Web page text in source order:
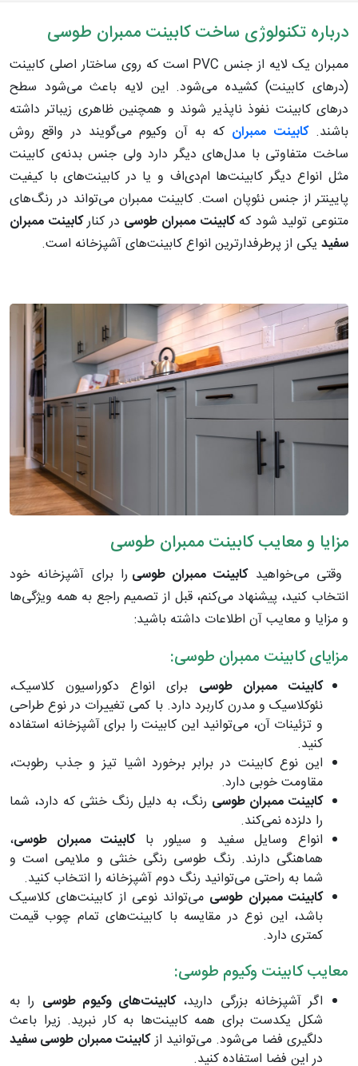
درباره تکنولوژی ساخت کابینت ممبران طوسی
ممبران یک لایه از جنس PVC است که روی ساختار اصلی کابینت
(درهای کابینت) کشیده می‌شود. این لایه باعث می‌شود سطح
درهای کابینت نفوذ ناپذیر شوند و همچنین ظاهری زیباتر داشته
باشند.کابینت ممبران که به آن وکیوم می‌گویند در واقع روش
ساخت متفاوتی با مدل‌های دیگر دارد ولی جنس بدنه‌ی کابینت
مثل انواع دیگر کابینت‌ها ام‌دی‌اف و یا در کابینت‌های با کیفیت
پایینتر از جنس نئوپان است. کابینت ممبران می‌تواند در رنگ‌های
متنوعی تولید شود کهکابینت ممبران طوسی در کنارکابینت ممبران
سفید یکی از پرطرفدارترین انواع کابینت‌های آشپزخانه است.
مزایا و معایب کابینت ممبران طوسی
وقتی می‌خواهیدکابینت ممبران طوسی را برای آشپزخانه خود
انتخاب کنید، پیشنهاد می‌کنم، قبل از تصمیم راجع به همه ویژگی‌ها
و مزایا و معایب آن اطلاعات داشته باشید:
مزایای کابینت ممبران طوسی:
کابینت ممبران طوسی برای انواع دکوراسیون کلاسیک،
نئوکلاسیک و مدرن کاربرد دارد. با کمی تغییرات در نوع طراحی
و تزئینات آن، می‌توانید این کابینت را برای آشپزخانه استفاده
کنید.
این نوع کابینت در برابر برخورد اشیا تیز و جذب رطوبت،
مقاومت خوبی دارد.
کابینت ممبران طوسی رنگ، به دلیل رنگ خنثی که دارد، شما
را دلزده نمی‌کند.
انواع وسایل سفید و سیلور باکابینت ممبران طوسی،
هماهنگی دارند. رنگ طوسی رنگی خنثی و ملایمی است و
شما به راحتی می‌توانید رنگ دوم آشپزخانه را انتخاب کنید.
کابینت ممبران طوسی می‌تواند نوعی از کابینت‌های کلاسیک
باشد، این نوع در مقایسه با کابینت‌های تمام چوب قیمت
کمتری دارد.
معایب کابینت وکیوم طوسی:
اگر آشپزخانه بزرگی دارید،کابینت‌های وکیوم طوسی را به
شکل یکدست برای همه کابینت‌ها به کار نبرید. زیرا باعث
دلگیری فضا می‌شود. می‌توانید ازکابینت ممبران طوسی سفید
در این فضا استفاده کنید.